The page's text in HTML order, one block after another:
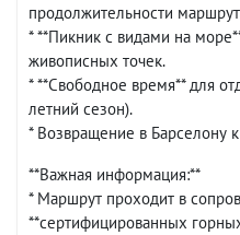
продолжительности
* **Пикник с видами на
живописных точек.
* **Свободное время** для
летний сезон).
* Возвращение в Барселону
**Важная информация:**
* Маршрут проходит в
**сертифицированных